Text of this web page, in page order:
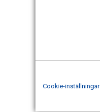
Cookie-inställningar